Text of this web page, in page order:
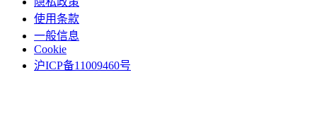
使用条款
一般信息
Cookie
沪ICP备11009460号